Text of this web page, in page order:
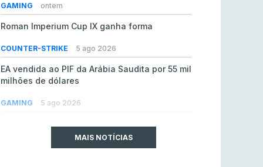
GAMING ontem
Roman Imperium Cup IX ganha forma
COUNTER-STRIKE 5 ago 2026
EA vendida ao PIF da Arábia Saudita por 55 mil
milhões de dólares
GAMING 5 ago 2026
MAIS NOTÍCIAS